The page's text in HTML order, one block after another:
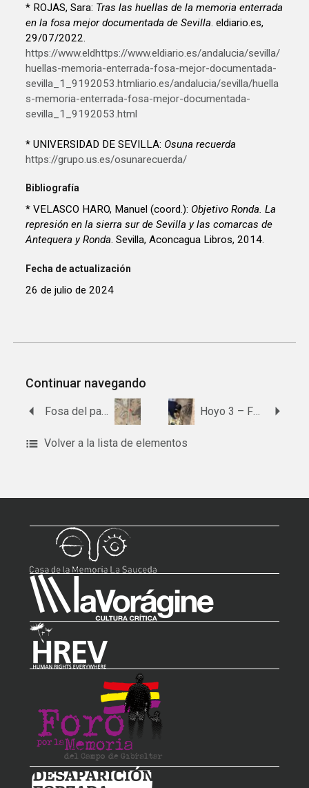
* ROJAS, Sara: Tras las huellas de la memoria enterrada
en la fosa mejor documentada de Sevilla. eldiario.es,
29/07/2022.
https://www.eldhttps://www.eldiario.es/andalucia/sevilla/
huellas-memoria-enterrada-fosa-mejor-documentada-
sevilla_1_9192053.htmliario.es/andalucia/sevilla/huella
s-memoria-enterrada-fosa-mejor-documentada-
sevilla_1_9192053.html
* UNIVERSIDAD DE SEVILLA: Osuna recuerda
https://grupo.us.es/osunarecuerda/
Bibliografía
* VELASCO HARO, Manuel (coord.): Objetivo Ronda. La
represión en la sierra sur de Sevilla y las comarcas de
Antequera y Ronda
. Sevilla, Aconcagua Libros, 2014.
Fecha de actualización
26 de julio de 2024
Continuar navegando
Fosa del paraje Puente Nuevo Hoyo 3 – Fosa 240 del cementerio de Osuna
Volver a la lista de elementos